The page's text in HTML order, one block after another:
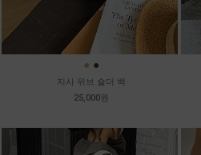
● ●
지사 위브 숄더 백
25,000원